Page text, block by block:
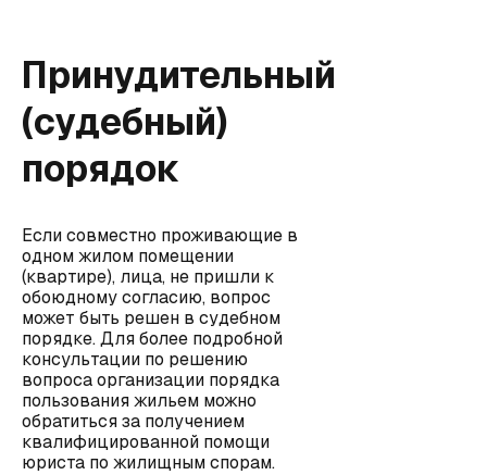
Принудительный
(судебный)
порядок
Если совместно проживающие в
одном жилом помещении
(квартире), лица, не пришли к
обоюдному согласию, вопрос
может быть решен в судебном
порядке. Для более подробной
консультации по решению
вопроса организации порядка
пользования жильем можно
обратиться за получением
квалифицированной помощи
юриста по жилищным спорам.